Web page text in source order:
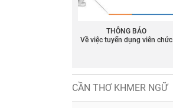
THÔNG BÁO
Về việc tuyển dụng viên chức
CẦN THƠ KHMER NGỮ